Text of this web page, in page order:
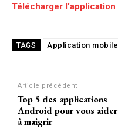
Télécharger
TAGS Application
Article précédent
Top 5 des applications
Android pour vous aider
à maigrir